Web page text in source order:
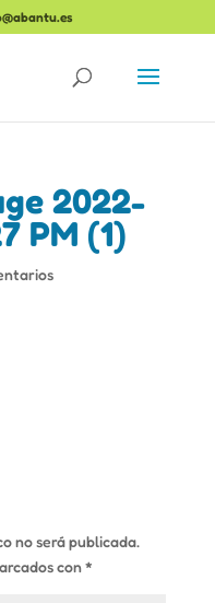
2022-
PM (1)
no será publicada.
con*